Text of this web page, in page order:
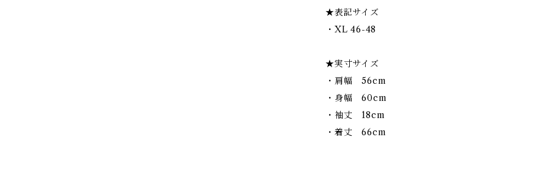
★表記サイズ
・XL 46-48
★実寸サイズ
・肩幅 56cm
・身幅 60cm
・袖丈 18cm
・着丈 66cm